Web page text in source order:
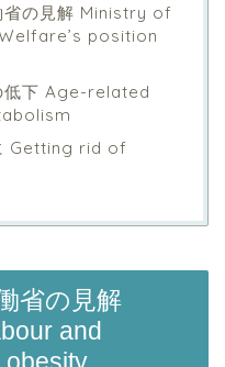
省の見解 Ministry of
position
低下 Age-related
Getting rid of
省の見解
and